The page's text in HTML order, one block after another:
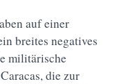
auf einer
breites negatives
militärische
die zur